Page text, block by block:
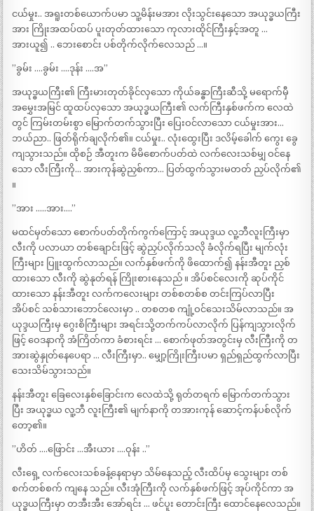
ငယ်မှုး.. အရူးတစ်ယောက်ပမာ သူ့မိန်းမအား လိုးသွင်းနေသော အယုဒ္ဓယကြီး
အား ကြိုးအထပ်ထပ် ပူးတုတ်ထားသော ကုလားထိုင်ကြီးနှင့်အတူ …
အားယူ၍ .. ဘေးစောင်း ပစ်တိုက်လိုက်လေသည် …။
”ခွမ်း ….ခွမ်း ….ဒုန်း ….အ”
အယုဒ္ဓယကြီး၏ ကြီးမားတုတ်ခိုင်လှသော ကိုယ်ခန္ဓာကြီးဆီသို့ မရောက်မှီ
အမွှေးအမြင် ထူထပ်လှသော အယုဒ္ဓယကြီး၏ လက်ကြီးနှစ်ဖက်က လေထဲ
တွင် ကြမ်းတမ်းစွာ မြောက်တက်သွားပြီး ပြေးဝင်လာသော ငယ်မှုးအား…
ဘယ်ညာ.. ဖြတ်ရိုက်ချလိုက်၏။ ငယ်မှုး.. လုံးထွေးပြီး ဒလိမ့်ခေါက် ကွေး ခွေ
ကျသွားသည်။ ထိုစဉ် အီတူးက မိမိစောက်ပတ်ထဲ လက်လေးသစ်မျှ ဝင်နေ
သော လီးကြီးကို… အားကုန်ဆွဲညှစ်ကာ… ပြတ်ထွက်သွားမတတ် ညှပ်လိုက်၏
။
”အား …..အား….”
မထင်မှတ်သော စောက်ပတ်တိုက်ကွက်ကြောင့် အယုဒ္ဒယ လူ့ဘီလူးကြီးမှာ
လီးကို ပလာယာ တစ်ချောင်းဖြင့် ဆွဲညှပ်လိုက်သလို ခံလိုက်ရပြီး မျက်လုံး
ကြီးများ ပြူးထွက်လာသည်။ လက်နှစ်ဖက်ကို ဖိထောက်၍ နန်းအီတူး ညှစ်
ထားသော လီးကို ဆွဲနုတ်ရန် ကြိုးစားနေသည် ။ အိပ်စင်လေးကို ဆုပ်ကိုင်
ထားသော နန်းအီတူး လက်ကလေးများ တစ်စတစ်စ တင်းကြပ်လာပြီး
အိပ်စင် သစ်သားဘောင်လေးမှာ .. တစတစ ကျုံ့ဝင်သေးသိမ်လာသည်။ အ
ယုဒ္ဒယကြီးမှ ဂွေးစိကြီးများ အရင်းသို့တက်ကပ်လာလိုက် ပြန်ကျသွားလိုက်
ဖြင့် ဝေဒနာကို အံကြိတ်ကာ ခံစားရင်း … စောက်ဖုတ်အတွင်းမှ လီးကြီးကို တ
အားဆွဲနှုတ်နေပေရာ … လီးကြီးမှာ.. မျှော့ကြိုးကြီးပမာ ရှည်ရှည်ထွက်လာပြီး
သေးသိမ်သွားသည်။
နန်းအီတူး ခြေလေးနှစ်ခြောင်းက လေထဲသို့ ရုတ်တရက် မြောက်တက်သွား
ပြီး အယုဒ္ဓယ လူ့ဘီ လူးကြီး၏ မျက်နာကို တအားကုန် ဆောင့်ကန်ပစ်လိုက်
တော့၏။
”ဟိတ် ….ဖြောင်း …အီးယား ….ဝုန်း ..”
လီးရှေ့ လက်လေးသစ်ခန့်နေရာမှာ သိမ်နေသည့် လီးထိပ်မှ သွေးများ တစ်
စက်တစ်စက် ကျနေ သည်။ လီးအုံကြီးကို လက်နှစ်ဖက်ဖြင့် အုပ်ကိုင်ကာ အ
ယုဒ္ဓယကြီးမှာ တအီးအီး အော်ရင်း … ဖင်ပူး တောင်းကြီး ထောင်နေလေသည်။